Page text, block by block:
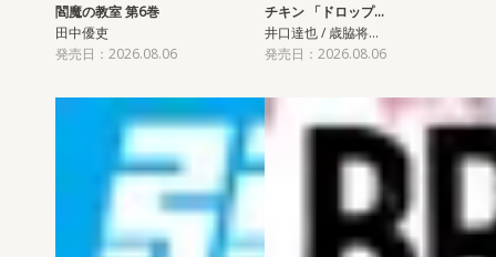
閻魔の教室 第6巻
田中優吏
発売日：2026.08.06
チキン 「ドロップ…
井口達也 / 歳脇将…
発売日：2026.08.06